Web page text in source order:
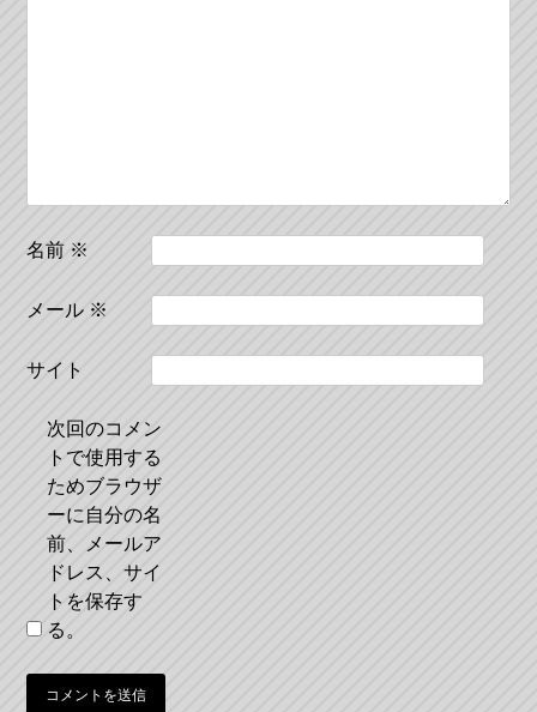
名前 ※
メール ※
サイト
次回のコメン
トで使用する
ためブラウザ
ーに自分の名
前、メールア
ドレス、サイ
トを保存す
る。